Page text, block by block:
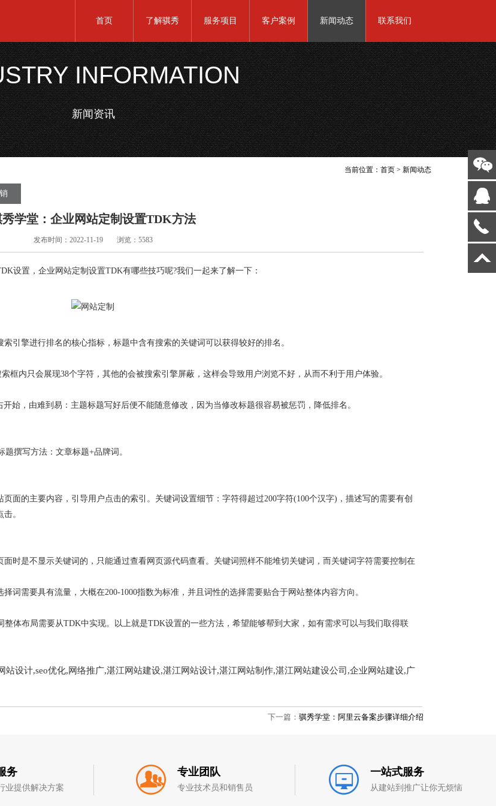
首页 了解骐秀 服务项目 客户案例 新闻动态 联系我们
INFORMATION
新闻资讯
当前位置：首页 >新闻动态
秀学堂：企业网站定制设置TDK方法
发布时间：2022-11-19 浏览：5583
设置，企业网站定制设置TDK有哪些技巧呢?我们一起来了解一下：
引擎进行排名的核心指标，标题中含有搜索的关键词可以获得较好的排名。
框内只会展现38个字符，其他的会被搜索引擎屏蔽，这样会导致用户浏览不好，从而不利于用户体验。
始，由难到易：主题标题写好后便不能随意修改，因为当修改标题很容易被惩罚，降低排名。
撰写方法：文章标题+品牌词。
面的主要内容，引导用户点击的索引。关键词设置细节：字符得超过200字符(100个汉字)，描述写的需要有创
。
时是不显示关键词的，只能通过查看网页源代码查看。关键词照样不能堆切关键词，而关键词字符需要控制在
词需要具有流量，大概在200-1000指数为标准，并且词性的选择需要贴合于网站整体内容方向。
体布局需要从TDK中实现。以上就是TDK设置的一些方法，希望能够帮到大家，如有需求可以与我们取得联
站设计,seo优化,网络推广,湛江网站建设,湛江网站设计,湛江网站制作,湛江网站建设公司,企业网站建设,广
下一篇：骐秀学堂：阿里云备案步骤详细介绍
务
业提供解决方案
专业团队
专业技术员和销售员
一站式服务
从建站到推广让你无烦恼